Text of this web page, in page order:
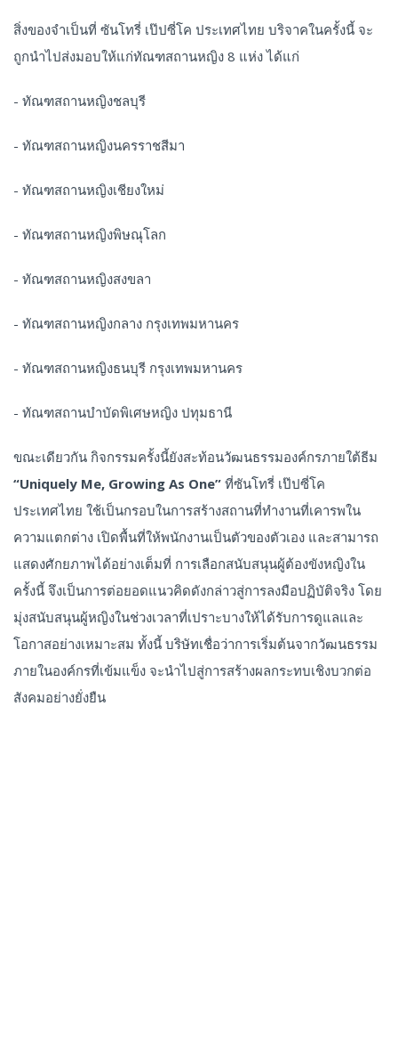
สิ่งของจำเป็นที่ ซันโทรี่ เป๊ปซี่โค ประเทศไทย บริจาคในครั้งนี้ จะ
ถูกนำไปส่งมอบให้แก่ทัณฑสถานหญิง 8 แห่ง ได้แก่
- ทัณฑสถานหญิงชลบุรี
- ทัณฑสถานหญิงนครราชสีมา
- ทัณฑสถานหญิงเชียงใหม่
- ทัณฑสถานหญิงพิษณุโลก
- ทัณฑสถานหญิงสงขลา
- ทัณฑสถานหญิงกลาง กรุงเทพมหานคร
- ทัณฑสถานหญิงธนบุรี กรุงเทพมหานคร
- ทัณฑสถานบำบัดพิเศษหญิง ปทุมธานี
ขณะเดียวกัน กิจกรรมครั้งนี้ยังสะท้อนวัฒนธรรมองค์กรภายใต้ธีม
“Uniquely Me, Growing As One” ที่ซันโทรี่ เป๊ปซี่โค
ประเทศไทย ใช้เป็นกรอบในการสร้างสถานที่ทำงานที่เคารพใน
ความแตกต่าง เปิดพื้นที่ให้พนักงานเป็นตัวของตัวเอง และสามารถ
แสดงศักยภาพได้อย่างเต็มที่ การเลือกสนับสนุนผู้ต้องขังหญิงใน
ครั้งนี้ จึงเป็นการต่อยอดแนวคิดดังกล่าวสู่การลงมือปฏิบัติจริง โดย
มุ่งสนับสนุนผู้หญิงในช่วงเวลาที่เปราะบางให้ได้รับการดูแลและ
โอกาสอย่างเหมาะสม ทั้งนี้ บริษัทเชื่อว่าการเริ่มต้นจากวัฒนธรรม
ภายในองค์กรที่เข้มแข็ง จะนำไปสู่การสร้างผลกระทบเชิงบวกต่อ
สังคมอย่างยั่งยืน